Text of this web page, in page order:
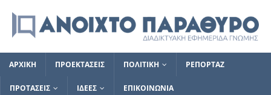
ΑΡΧΙΚΗ ΠΡΟΕΚΤΑΣΕΙΣ ΠΟΛΙΤΙΚΗ ΡΕΠΟΡΤΑΖ
ΠΡΟΤΑΣΕΙΣ ΙΔΕΕΣ ΕΠΙΚΟΙΝΩΝΙΑ